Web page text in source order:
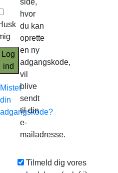
Log
ind
Mistet
din
adgangskode?
side,
hvor
du kan
oprette
en ny
adgangskode,
vil
blive
sendt
til din
e-
mailadresse.
Tilmeld dig vores